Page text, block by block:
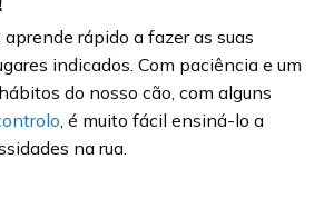
rápido a fazer as suas
indicados. Com paciência e um
do nosso cão, com alguns
, é muito fácil ensiná-lo a
na rua.